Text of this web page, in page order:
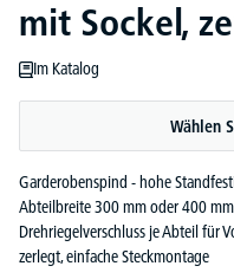
mit Sockel,
Im Katalog
Wählen
Garderobenspind - hohe
Abteilbreite 300 mm oder 400
Drehriegelverschluss je Abteil für
zerlegt, einfache Steckmontage